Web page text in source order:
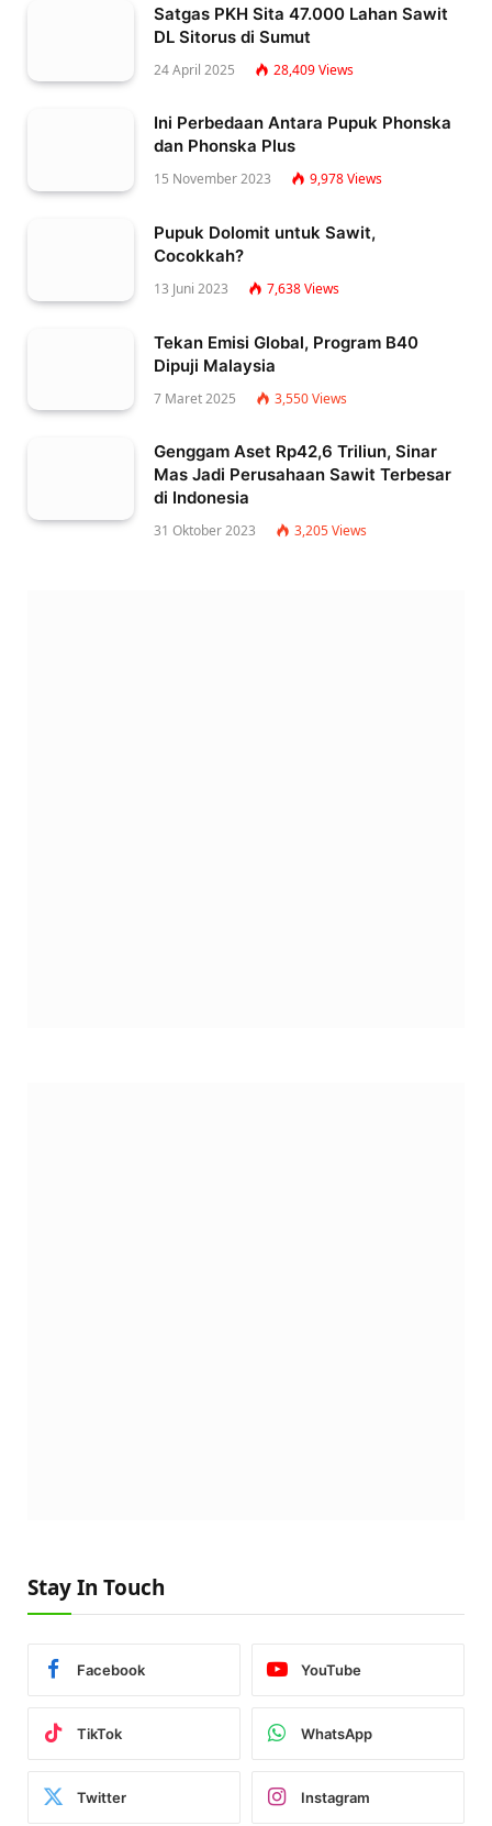
Satgas PKH Sita 47.000 Lahan Sawit
DL Sitorus di Sumut
24 April 2025 28,409Views
Ini Perbedaan Antara Pupuk Phonska
dan Phonska Plus
15 November 2023 9,978Views
Pupuk Dolomit untuk Sawit,
Cocokkah?
13 Juni 2023 7,638Views
Tekan Emisi Global, Program B40
Dipuji Malaysia
7 Maret 2025 3,550Views
Genggam Aset Rp42,6 Triliun, Sinar
Mas Jadi Perusahaan Sawit Terbesar
di Indonesia
31 Oktober 2023 3,205Views
Stay In Touch
Facebook YouTube
TikTok WhatsApp
Twitter Instagram